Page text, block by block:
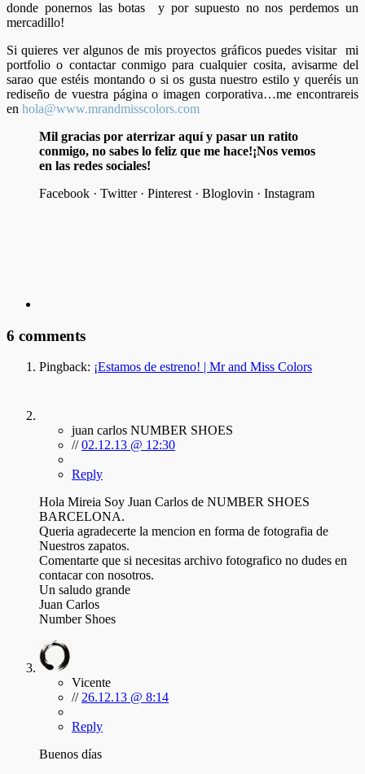
donde ponernos las botas y por supuesto no nos perdemos un
mercadillo!
Si quieres ver algunos de mis proyectos gráficos puedes visitar mi
portfolio o contactar conmigo para cualquier cosita, avisarme del
sarao que estéis montando o si os gusta nuestro estilo y queréis un
rediseño de vuestra página o imagen corporativa…me encontrareis
en hola@www.mrandmisscolors.com
Mil gracias por aterrizar aquí y pasar un ratito
conmigo, no sabes lo feliz que me hace!¡Nos vemos
en las redes sociales!
Facebook · Twitter · Pinterest · Bloglovin · Instagram
6 comments
Pingback: ¡Estamos de estreno! | Mr and Miss Colors
juan carlos NUMBER SHOES
//02.12.13 @ 12:30
Reply
Hola Mireia Soy Juan Carlos de NUMBER SHOES
BARCELONA.
Queria agradecerte la mencion en forma de fotografia de
Nuestros zapatos.
Comentarte que si necesitas archivo fotografico no dudes en
contacar con nosotros.
Un saludo grande
Juan Carlos
Number Shoes
Vicente
// 26.12.13 @ 8:14
Reply
Buenos días